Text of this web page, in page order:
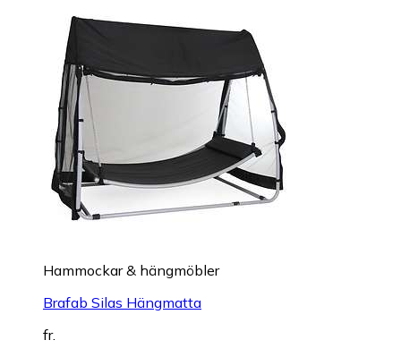
Hammockar & hängmöbler
Brafab Silas Hängmatta
fr.